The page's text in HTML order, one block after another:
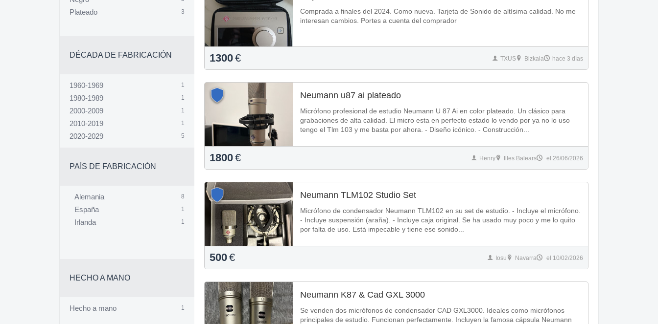
Comprada a finales del 2024. Como nueva. Tarjeta de Sonido de altísima calidad. No me
interesan cambios. Portes a cuenta del comprador
1300€ TXUS Bizkaia hace 3 días
Neumann u87 ai plateado
Micrófono profesional de estudio Neumann U 87 Ai en color plateado. Un clásico para
grabaciones de alta calidad. El micro esta en perfecto estado lo vendo por ya no lo uso
tengo el Tlm 103 y me basta por ahora. - Diseño icónico. - Construcción...
1800€ Henry Illes Balears el 26/06/2026
Neumann TLM102 Studio Set
Micrófono de condensador Neumann TLM102 en su set de estudio. - Incluye el micrófono.
- Incluye suspensión (araña). - Incluye caja original. Se ha usado muy poco y me lo quito
por falta de uso. Está impecable y tiene ese sonido...
500€ Iosu Navarra el 10/02/2026
Neumann K87 & Cad GXL 3000
Se venden dos micrófonos de condensador CAD GXL3000. Ideales como micrófonos
principales de estudio. Funcionan perfectamente. Incluyen la famosa cápsula Neumann
3
Plateado
DÉCADA DE FABRICACIÓN
1
1960-1969
1
1980-1989
1
2000-2009
1
2010-2019
5
2020-2029
PAÍS DE FABRICACIÓN
8
Alemania
1
España
1
Irlanda
HECHO A MANO
1
Hecho a mano